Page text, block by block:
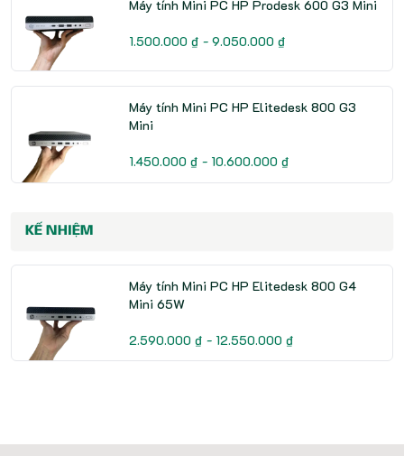
Máy tính Mini PC HP Prodesk 600 G3 Mini
1.500.000 ₫ - 9.050.000 ₫
Máy tính Mini PC HP Elitedesk 800 G3
Mini
1.450.000 ₫ - 10.600.000 ₫
KẾ NHIỆM
Máy tính Mini PC HP Elitedesk 800 G4
Mini 65W
2.590.000 ₫ - 12.550.000 ₫